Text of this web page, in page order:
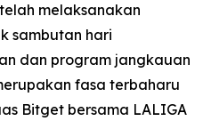
melaksanakan
sambutan hari
dan program jangkauan
fasa terbaharu
Bitget bersama LALIGA